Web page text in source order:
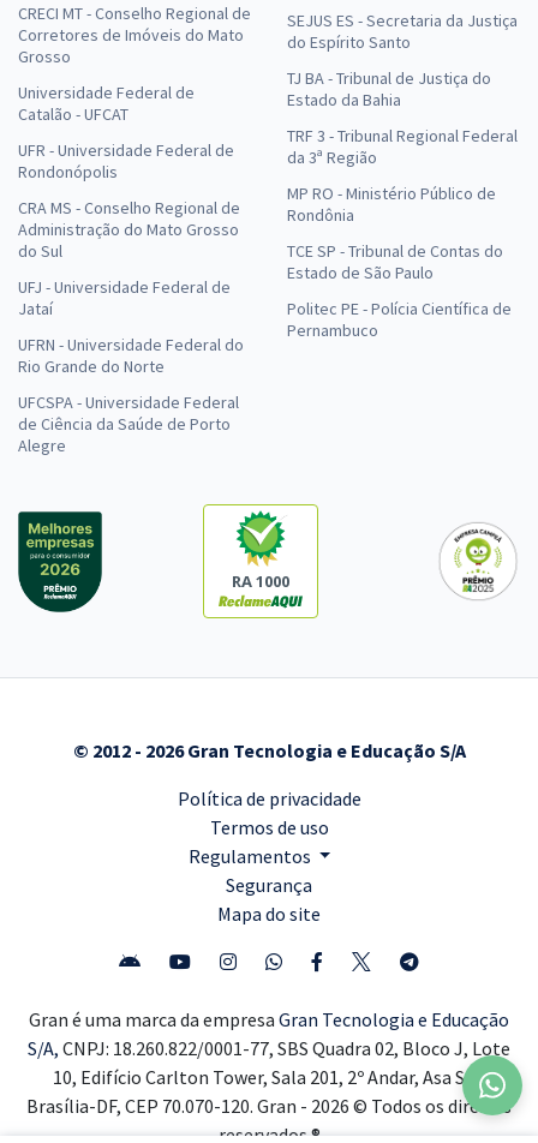
CRECI MT - Conselho Regional de
Corretores de Imóveis do Mato
Grosso
Universidade Federal de
Catalão - UFCAT
UFR - Universidade Federal de
Rondonópolis
CRA MS - Conselho Regional de
Administração do Mato Grosso
do Sul
UFJ - Universidade Federal de
Jataí
UFRN - Universidade Federal do
Rio Grande do Norte
UFCSPA - Universidade Federal
de Ciência da Saúde de Porto
Alegre
SEJUS ES - Secretaria da Justiça
do Espírito Santo
TJ BA - Tribunal de Justiça do
Estado da Bahia
TRF 3 - Tribunal Regional Federal
da 3ª Região
MP RO - Ministério Público de
Rondônia
TCE SP - Tribunal de Contas do
Estado de São Paulo
Politec PE - Polícia Científica de
Pernambuco
RA 1000
© 2012 - 2026 Gran Tecnologia e Educação S/A
Política de privacidade
Termos de uso
Regulamentos
Segurança
Mapa do site
Gran é uma marca da empresa Gran Tecnologia e Educação
S/A, CNPJ: 18.260.822/0001-77, SBS Quadra 02, Bloco J, Lote
10, Edifício Carlton Tower, Sala 201, 2º Andar, Asa Sul,
Brasília-DF, CEP 70.070-120. Gran - 2026 © Todos os direitos
reservados ®